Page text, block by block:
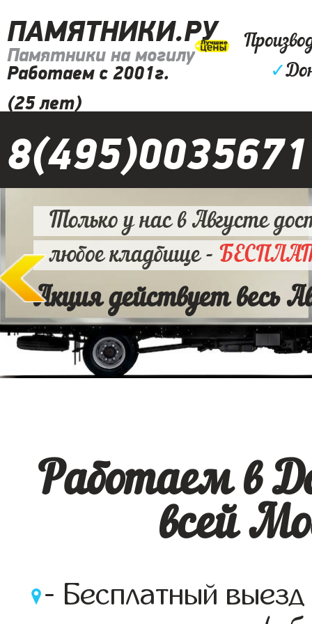
ПАМЯТНИКИ.РУ
Памятники на могилу
Работаем с 2001г.
(25 лет)
✓
8(495)0035671
Только у нас в Августе
любое кладбище -
Акция действует весь
Работаем в
всей
- Бесплатный